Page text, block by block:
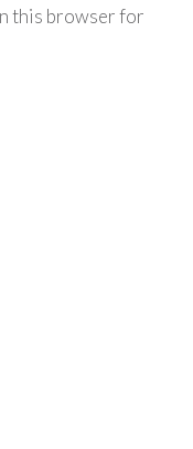
this browser for